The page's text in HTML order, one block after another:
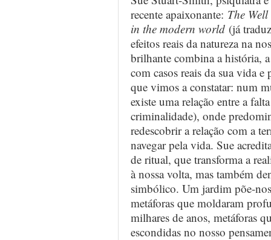
recente apaixonante: The
in the modern world (já
efeitos reais da natureza na
brilhante combina a história,
com casos reais da sua vida
que vimos a constatar: num
existe uma relação entre a
criminalidade), onde
redescobrir a relação com a
navegar pela vida. Sue
de ritual, que transforma a
à nossa volta, mas também
simbólico. Um jardim põe-
metáforas que moldaram
milhares de anos, metáforas
escondidas no nosso